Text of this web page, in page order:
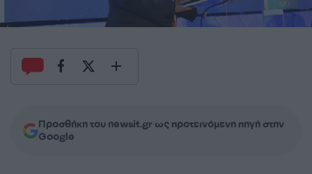
Προσθήκη του newsit.gr ως προτεινόμενη πηγή στην
Google